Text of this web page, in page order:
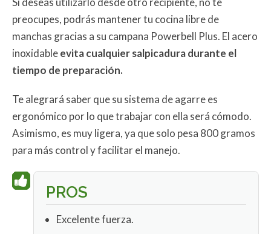
preocupes, podrás mantener tu cocina libre de
manchas gracias a su campana Powerbell Plus. El acero
inoxidableevita cualquier salpicadura durante el
tiempo de preparación.
Te alegrará saber que su sistema de agarre es
ergonómico por lo que trabajar con ella será cómodo.
Asimismo, es muy ligera, ya que solo pesa 800 gramos
para más control y facilitar el manejo.
PROS
Excelente fuerza.